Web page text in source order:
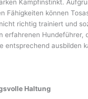
Kampfinstinkt.
Fähigkeiten können
richtig trainiert und
erfahrenen Hundeführer,
entsprechend ausbilden
Haltung